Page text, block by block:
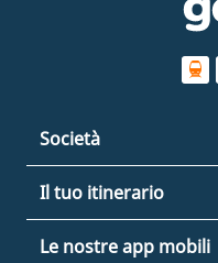
Società
Il tuo itinerario
Le nostre app mobili